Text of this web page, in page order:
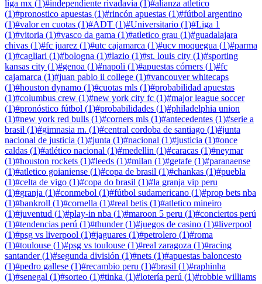
liga mx (1)#independiente rivadavia (1)#alianza atletico
(1)#pronostico apuestas (1)#rincón apuestas (1)#fútbol argentino
(1)#valor en cuotas (1)#ADT (1)#Universitario (1)#Liga 1
(1)#vitoria (1)#vasco da gama (1)#atletico grau (1)#guadalajara
chivas (1)#fc juarez (1)#utc cajamarca (1)#ucv moquegua (1)#parma
(1)#cagliari (1)#bologna (1)#lazio (1)#st. louis city (1)#sporting
kansas city (1)#genoa (1)#napoli (1)#apuestas córners (1)#fc
cajamarca (1)#juan pablo ii college (1)#vancouver whitecaps
(1)#houston dynamo (1)#cuotas mls (1)#probabilidad apuestas
(1)#columbus crew (1)#new york city fc (1)#major league soccer
(1)#pronóstico fútbol (1)#probabilidades (1)#philadelphia union
(1)#new york red bulls (1)#corners mls (1)#antecedentes (1)#serie a
brasil (1)#gimnasia m. (1)#central cordoba de santiago (1)#junta
nacional de justicia (1)#junta (1)#nacional (1)#justicia (1)#once
caldas (1)#atlético nacional (1)#medellin (1)#caracas (1)#neymar
(1)#houston rockets (1)#leeds (1)#milan (1)#getafe (1)#paranaense
(1)#atletico goianiense (1)#copa de brasil (1)#chankas (1)#puebla
(1)#celta de vigo (1)#copa do brasil (1)#la granja vip peru
(1)#granja (1)#conmebol (1)#fútbol sudamericano (1)#prop bets nba
(1)#bankroll (1)#cornella (1)#real betis (1)#atletico mineiro
(1)#juventud (1)#play-in nba (1)#maroon 5 peru (1)#conciertos perú
(1)#tendencias perú (1)#thunder(1)#juegos de casino (1)#liverpool
(1)#psg vs liverpool (1)#jaguares (1)#petrolero (1)#roma
(1)#toulouse (1)#psg vs toulouse (1)#real zaragoza (1)#racing
santander(1)#segunda división (1)#nets (1)#apuestas baloncesto
(1)#pedro gallese (1)#recambio peru (1)#brasil (1)#raphinha
(1)#senegal (1)#sorteo (1)#tinka (1)#lotería perú (1)#robbie williams